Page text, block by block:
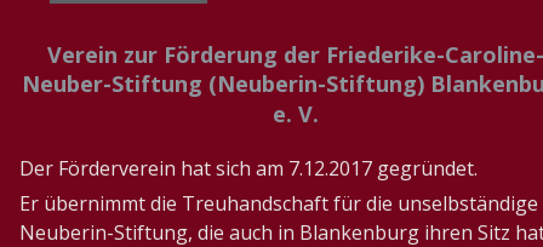
Verein zur Förderung der Friederike-
Neuber-Stiftung (Neuberin-Stiftung)
e. V.
Der Förderverein hat sich am 7.12.2017 gegründet.
Er übernimmt die Treuhandschaft für die unselbständige
Neuberin-Stiftung, die auch in Blankenburg ihren Sitz